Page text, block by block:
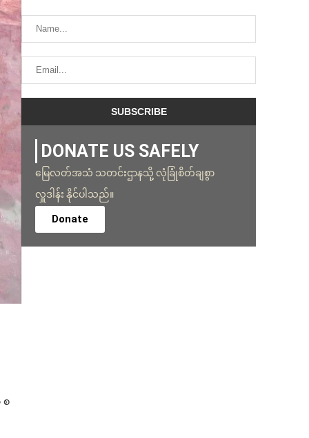
စ
DONATE US SAFELY
မြေလတ်အသံ သတင်းဌာနသို့ လုံခြုံစိတ်ချစွာ
လှူဒါန်း နိုင်ပါသည်။
Donate